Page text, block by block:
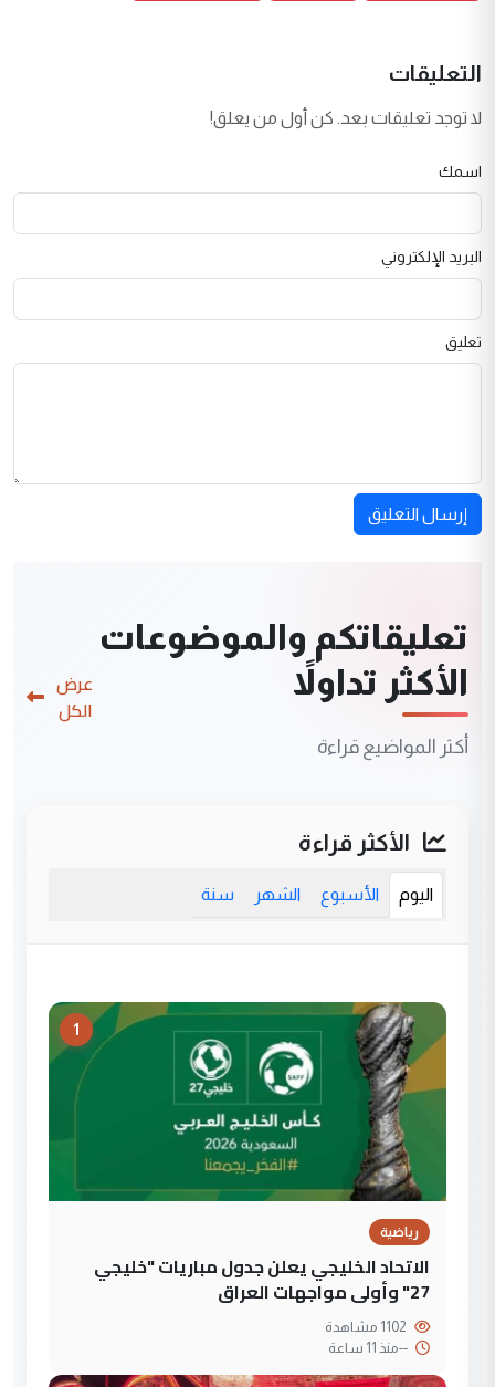
التعليقات
لا توجد تعليقات بعد. كن أول من يعلق!
اسمك
البريد الإلكتروني
تعليق
إرسال التعليق
تعليقاتكم والموضوعات
الأكثر تداولاً
أكثر المواضيع قراءة
عرض
الكل
الأكثر قراءة
اليوم الأسبوع الشهر سنة
1
رياضية
الاتحاد الخليجي يعلن جدول مباريات "خليجي
27" وأولى مواجهات العراق
--منذ 11 ساعة